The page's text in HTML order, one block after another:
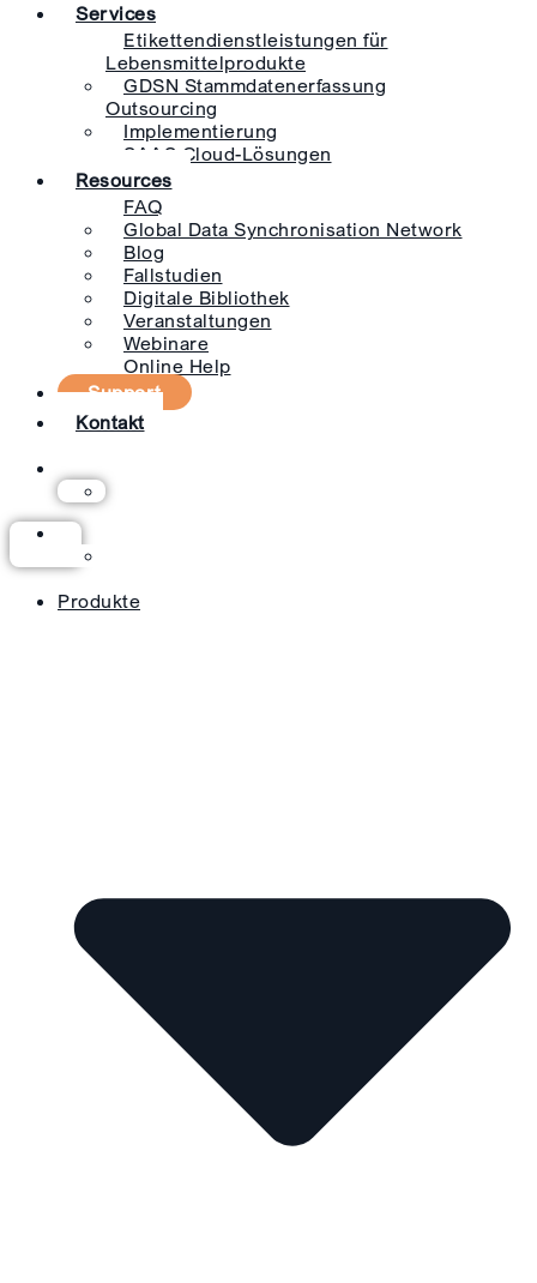
Services
Etikettendienstleistungen für
Lebensmittelprodukte
GDSN Stammdatenerfassung
Outsourcing
Implementierung
SAAS Cloud-Lösungen
Resources
FAQ
Global Data Synchronisation Network
Blog
Fallstudien
Digitale Bibliothek
Veranstaltungen
Webinare
Online Help
Support
Kontakt
Produkte